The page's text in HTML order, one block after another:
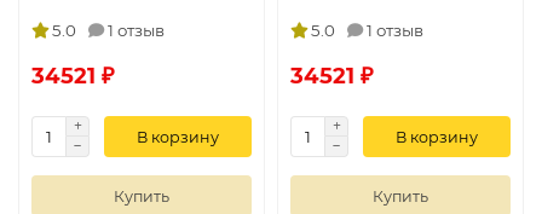
5.0 1 отзыв
34521 ₽
В корзину
Купить
5.0 1 отзыв
34521 ₽
В корзину
Купить